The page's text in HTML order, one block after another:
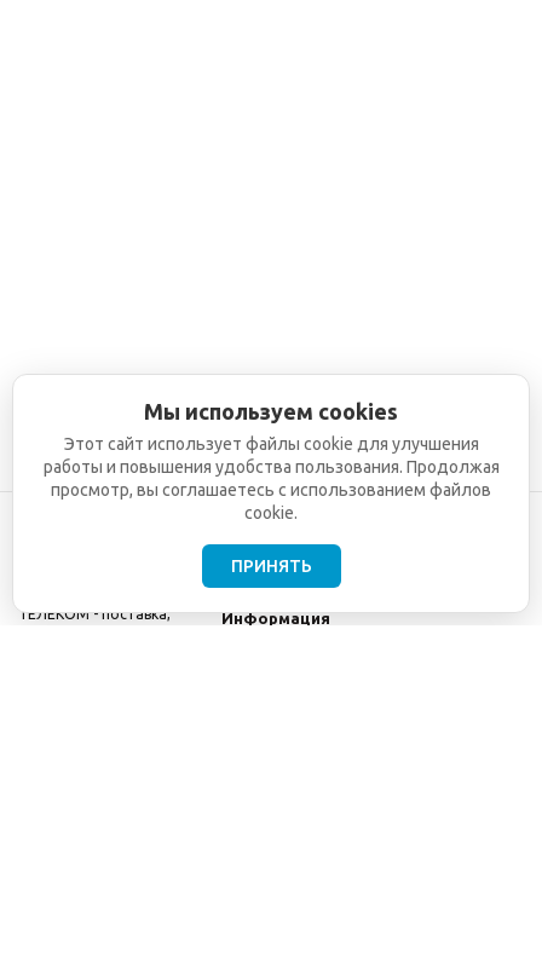
ТЕЛЕКОМ - поставка,
Информация
Мы используем cookies
Этот сайт использует файлы cookie для улучшения
работы и повышения удобства пользования. Продолжая
просмотр, вы соглашаетесь с использованием файлов
cookie.
ПРИНЯТЬ